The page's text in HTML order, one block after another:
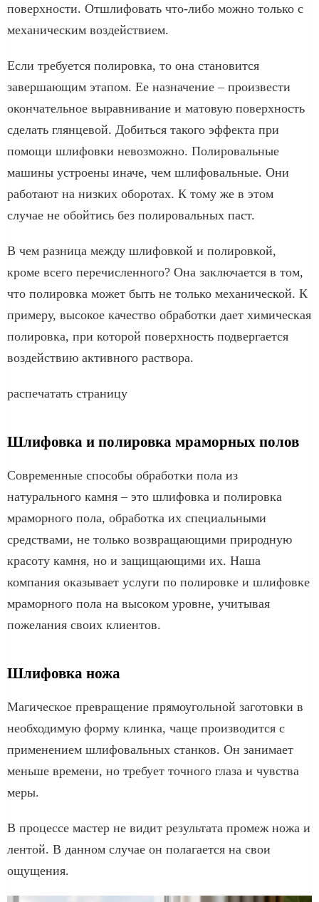
поверхности. Отшлифовать что-либо можно только с
механическим воздействием.
Если требуется полировка, то она становится
завершающим этапом. Ее назначение – произвести
окончательное выравнивание и матовую поверхность
сделать глянцевой. Добиться такого эффекта при
помощи шлифовки невозможно. Полировальные
машины устроены иначе, чем шлифовальные. Они
работают на низких оборотах. К тому же в этом
случае не обойтись без полировальных паст.
В чем разница между шлифовкой и полировкой,
кроме всего перечисленного? Она заключается в том,
что полировка может быть не только механической. К
примеру, высокое качество обработки дает химическая
полировка, при которой поверхность подвергается
воздействию активного раствора.
распечатать страницу
Шлифовка и полировка мраморных полов
Современные способы обработки пола из
натурального камня – это шлифовка и полировка
мраморного пола, обработка их специальными
средствами, не только возвращающими природную
красоту камня, но и защищающими их. Наша
компания оказывает услуги по полировке и шлифовке
мраморного пола на высоком уровне, учитывая
пожелания своих клиентов.
Шлифовка ножа
Магическое превращение прямоугольной заготовки в
необходимую форму клинка, чаще производится с
применением шлифовальных станков. Он занимает
меньше времени, но требует точного глаза и чувства
меры.
В процессе мастер не видит результата промеж ножа и
лентой. В данном случае он полагается на свои
ощущения.